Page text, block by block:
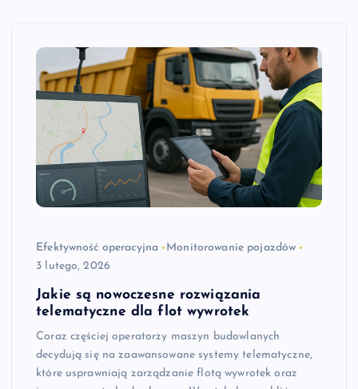
Efektywność operacyjna
Monitorowanie pojazdów
3 lutego, 2026
Jakie są nowoczesne rozwiązania
telematyczne dla flot wywrotek
Coraz częściej operatorzy maszyn budowlanych
decydują się na zaawansowane systemy telematyczne,
które usprawniają zarządzanie flotą wywrotek oraz